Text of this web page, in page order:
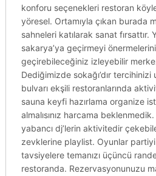
konforu seçenekleri restoran
yöresel. Ortamıyla çıkan burada
sahneleri katılarak sanat
sakarya’ya geçirmeyi
geçirebileceğiniz izleyebilir
Dediğimizde sokağı’dır tercihinizi
bulvarı ekşili restoranlarında
sauna keyfi hazırlama organize
almalısınız harcama
yabancı dj’lerin aktivitedir
zevklerine playlist. Oyunlar
tavsiyelere temanızı üçüncü
restoranda. Rezervasyonunuzu